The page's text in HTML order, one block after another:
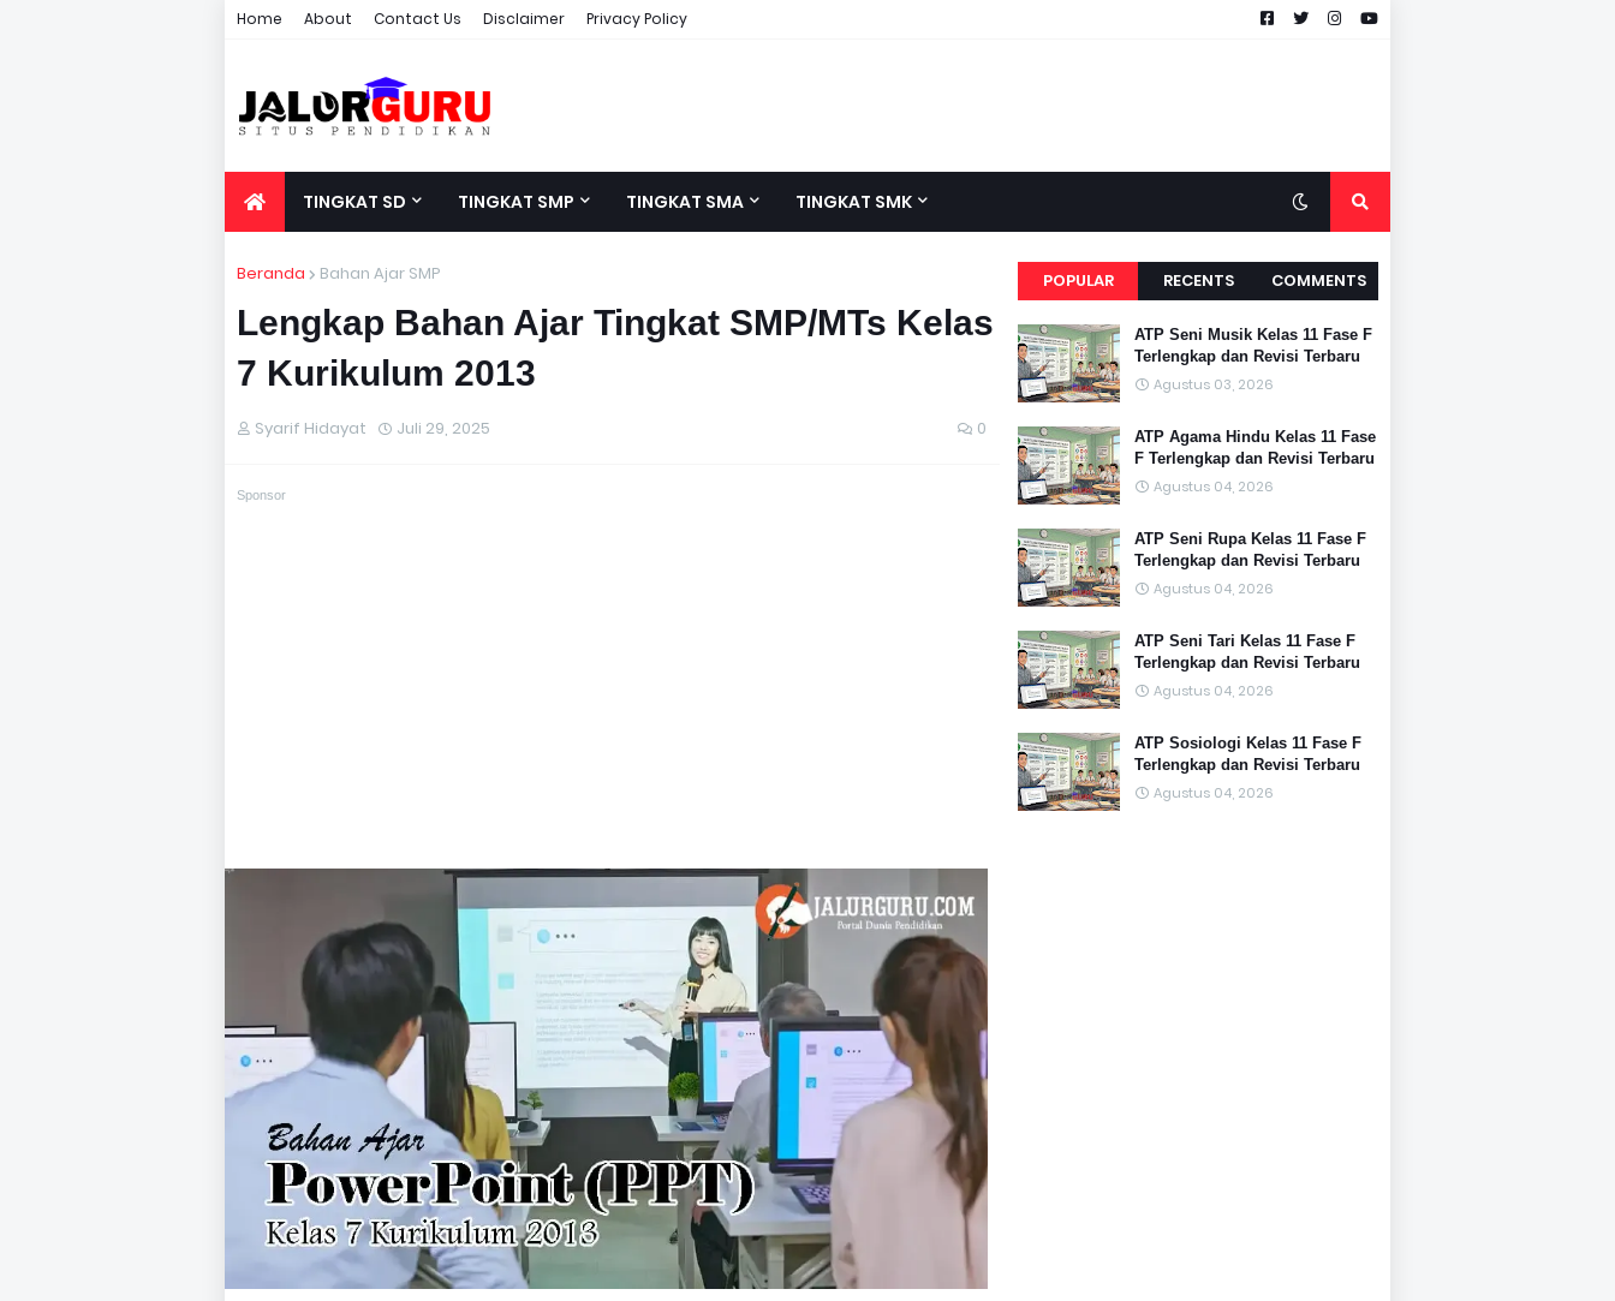
Home About Contact Us Disclaimer Privacy Policy
TINGKAT SD TINGKAT SMP TINGKAT SMA TINGKAT SMK
Beranda Bahan Ajar SMP
Lengkap Bahan Ajar Tingkat SMP/MTs Kelas
7 Kurikulum 2013
Syarif Hidayat Juli 29, 2025 0
Sponsor
POPULAR RECENTS COMMENTS
ATP Seni Musik Kelas 11 Fase F
Terlengkap dan Revisi Terbaru
Agustus 03, 2026
ATP Agama Hindu Kelas 11 Fase
F Terlengkap dan Revisi Terbaru
Agustus 04, 2026
ATP Seni Rupa Kelas 11 Fase F
Terlengkap dan Revisi Terbaru
Agustus 04, 2026
ATP Seni Tari Kelas 11 Fase F
Terlengkap dan Revisi Terbaru
Agustus 04, 2026
ATP Sosiologi Kelas 11 Fase F
Terlengkap dan Revisi Terbaru
Agustus 04, 2026